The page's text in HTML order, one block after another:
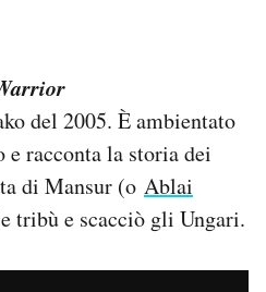
del 2005. È ambientato
racconta la storia dei
di Mansur (o Ablai
tribù e scacciò gli Ungari.